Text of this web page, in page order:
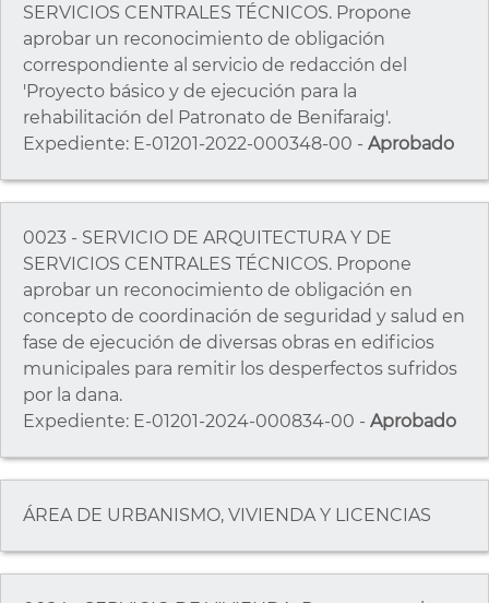
SERVICIOS CENTRALES TÉCNICOS. Propone
aprobar un reconocimiento de obligación
correspondiente al servicio de redacción del
'Proyecto básico y de ejecución para la
rehabilitación del Patronato de Benifaraig'.
Expediente: E-01201-2022-000348-00 - Aprobado
0023 - SERVICIO DE ARQUITECTURA Y DE
SERVICIOS CENTRALES TÉCNICOS. Propone
aprobar un reconocimiento de obligación en
concepto de coordinación de seguridad y salud en
fase de ejecución de diversas obras en edificios
municipales para remitir los desperfectos sufridos
por la dana.
Expediente: E-01201-2024-000834-00 - Aprobado
ÁREA DE URBANISMO, VIVIENDA Y LICENCIAS